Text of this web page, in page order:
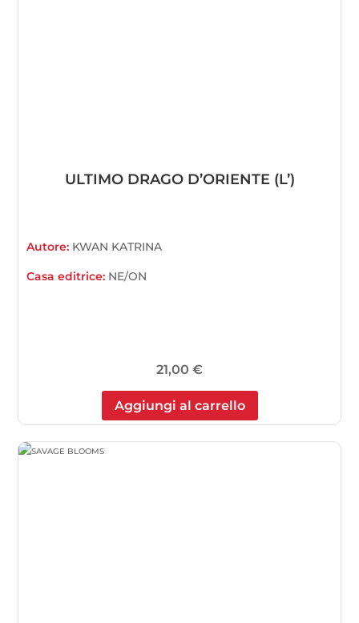
ULTIMO DRAGO D’ORIENTE (L’)
Autore: KWAN KATRINA
Casa editrice: NE/ON
21,00 €
Aggiungi al carrello